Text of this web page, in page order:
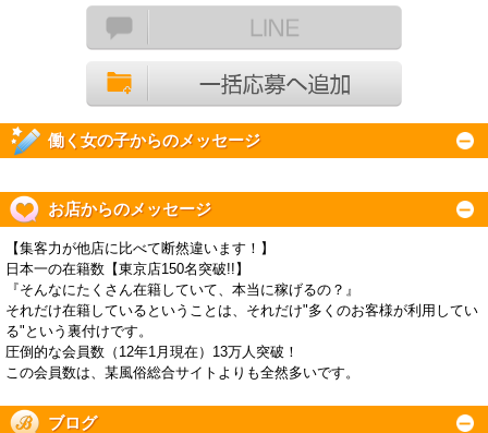
働く女の子からのメッセージ
お店からのメッセージ
【集客力が他店に比べて断然違います！】
日本一の在籍数【東京店150名突破!!】
『そんなにたくさん在籍していて、本当に稼げるの？』
それだけ在籍しているということは、それだけ"多くのお客様が利用してい
る"という裏付けです。
圧倒的な会員数（12年1月現在）13万人突破！
この会員数は、某風俗総合サイトよりも全然多いです。
ブログ